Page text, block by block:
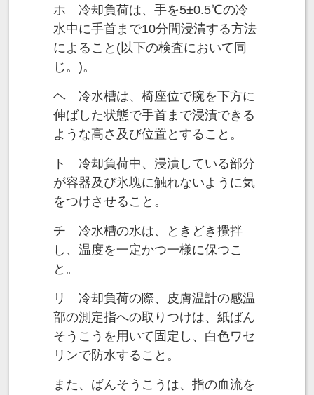
ホ 冷却負荷は、手を5±0.5℃の冷
水中に手首まで10分間浸漬する方法
によること(以下の検査において同
じ。)。
ヘ 冷水槽は、椅座位で腕を下方に
伸ばした状態で手首まで浸漬できる
ような高さ及び位置とすること。
ト 冷却負荷中、浸漬している部分
が容器及び氷塊に触れないように気
をつけさせること。
チ 冷水槽の水は、ときどき攪拌
し、温度を一定かつ一様に保つこ
と。
リ 冷却負荷の際、皮膚温計の感温
部の測定指への取りつけは、紙ばん
そうこうを用いて固定し、白色ワセ
リンで防水すること。
また、ばんそうこうは、指の血流を